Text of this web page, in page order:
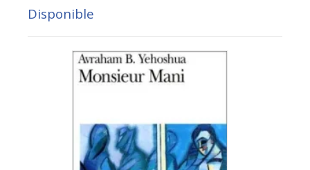
Disponible